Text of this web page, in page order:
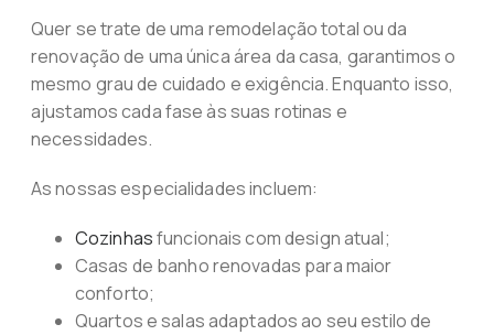
Quer se trate de uma remodelação total ou da
renovação de uma única área da casa, garantimos o
mesmo grau de cuidado e exigência. Enquanto isso,
ajustamos cada fase às suas rotinas e
necessidades.
As nossas especialidades incluem:
Cozinhasfuncionais com design atual;
Casas de banho renovadas para maior
conforto;
Quartos e salas adaptados ao seu estilo de